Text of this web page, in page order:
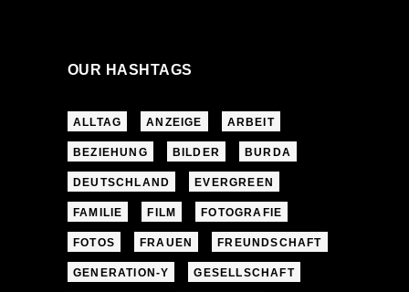
OUR HASHTAGS
ALLTAG ANZEIGE ARBEIT
BEZIEHUNG BILDER BURDA
DEUTSCHLAND EVERGREEN
FAMILIE FILM FOTOGRAFIE
FOTOS FRAUEN FREUNDSCHAFT
GENERATION-Y GESELLSCHAFT